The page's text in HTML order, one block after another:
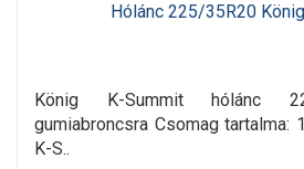
Hólánc 225/35R20
König K-Summit hólánc
gumiabroncsra Csomag tartalma:
K-S..